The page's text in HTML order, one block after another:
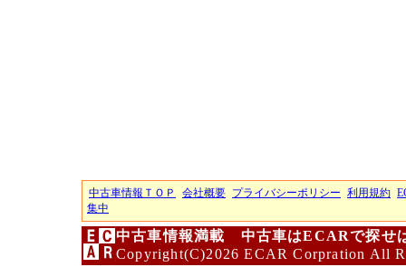
中古車情報ＴＯＰ 会社概要 プライバシーポリシー 利用規約
集中
中古車情報満載 中古車はECARで探せ
Copyright(C)2026 ECAR Corpration All